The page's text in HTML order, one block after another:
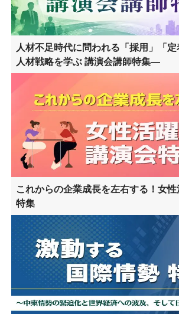
人材不足時代に問われる「採用」「
人材戦略を学ぶ 講演会講師特集―
これからの企業成長を左右する！女
特集